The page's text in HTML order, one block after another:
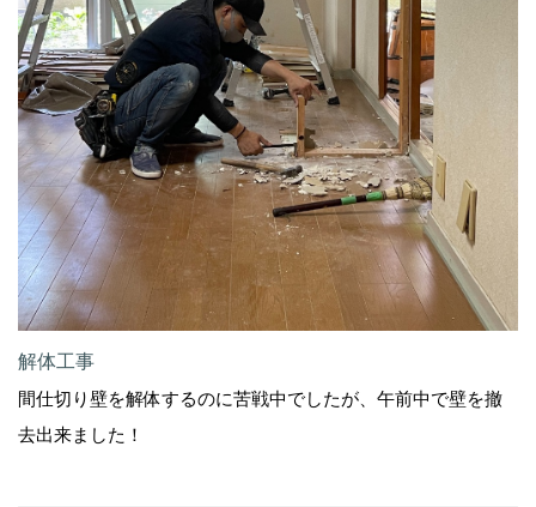
解体工事
間仕切り壁を解体するのに苦戦中でしたが、午前中で壁を撤
去出来ました！